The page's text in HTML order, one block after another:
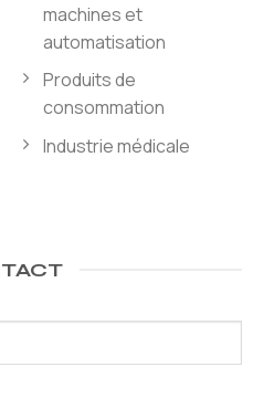
machines et
automatisation
Produits de
consommation
Industrie médicale